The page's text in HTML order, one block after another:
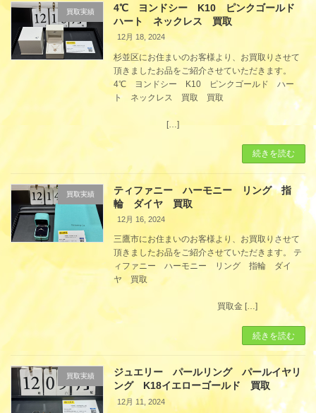
買取実績
4℃ ヨンドシー K10 ピンクゴールド
ハート ネックレス 買取
12月 18, 2024
杉並区にお住まいのお客様より、お買取りさせて
頂きましたお品をご紹介させていただきます。
4℃ ヨンドシー K10 ピンクゴールド ハー
ト ネックレス 買取 買取
[…]
続きを読む
買取実績
ティファニー ハーモニー リング 指
輪 ダイヤ 買取
12月 16, 2024
三鷹市にお住まいのお客様より、お買取りさせて
頂きましたお品をご紹介させていただきます。 テ
ィファニー ハーモニー リング 指輪 ダイ
ヤ 買取
買取金 […]
続きを読む
買取実績
ジュエリー パールリング パールイヤリ
ング K18イエローゴールド 買取
12月 11, 2024